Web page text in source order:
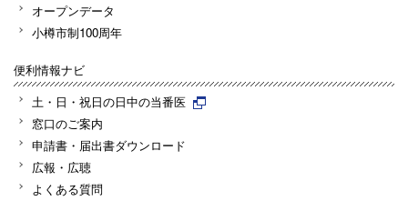
オープンデータ
小樽市制100周年
便利情報ナビ
土・日・祝日の日中の当番医
窓口のご案内
申請書・届出書ダウンロード
広報・広聴
よくある質問